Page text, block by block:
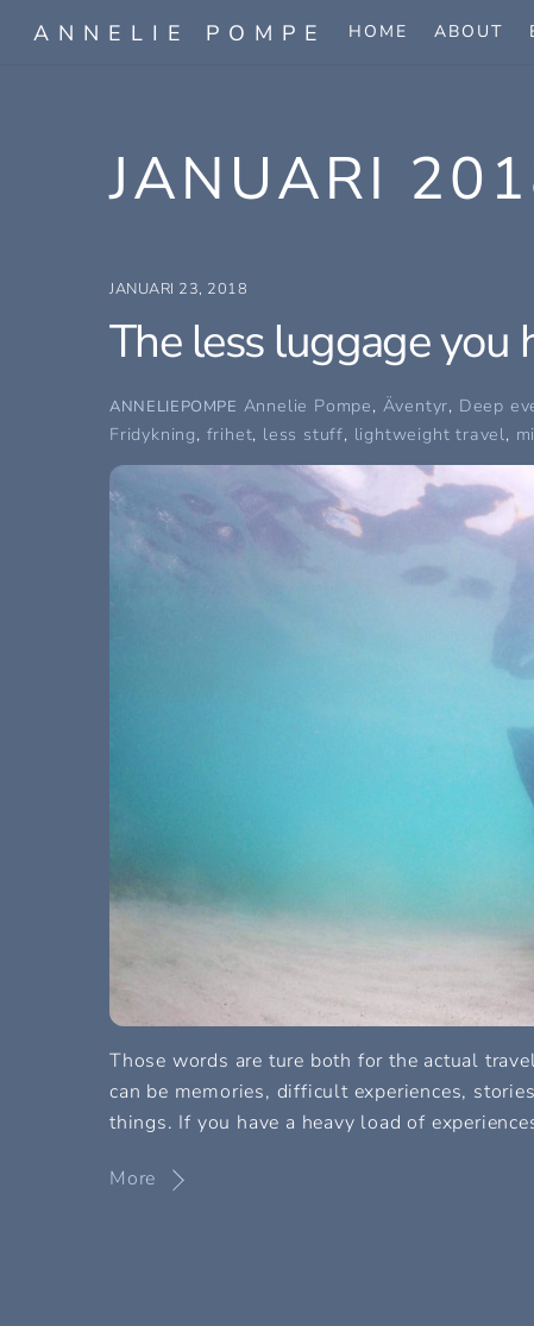
ANNELIE POMPE HOME ABOUT
JANUARI
JANUARI 23, 2018
The less luggage you
ANNELIEPOMPE Annelie Pompe, Äventyr, Deep
Fridykning, frihet, less stuff, lightweight travel,
Those words are ture both for the actual
can be memories, difficult experiences,
things. If you have a heavy load of
More